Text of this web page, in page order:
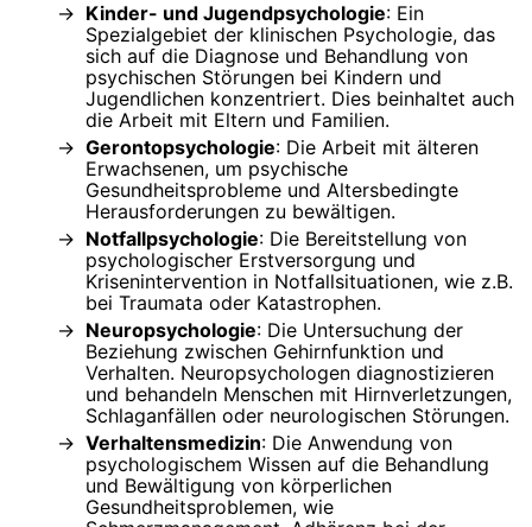
Kinder- und Jugendpsychologie: Ein
Spezialgebiet der klinischen Psychologie, das
sich auf die Diagnose und Behandlung von
psychischen Störungen bei Kindern und
Jugendlichen konzentriert. Dies beinhaltet auch
die Arbeit mit Eltern und Familien.
Gerontopsychologie: Die Arbeit mit älteren
Erwachsenen, um psychische
Gesundheitsprobleme und Altersbedingte
Herausforderungen zu bewältigen.
Notfallpsychologie: Die Bereitstellung von
psychologischer Erstversorgung und
Krisenintervention in Notfallsituationen, wie z.B.
bei Traumata oder Katastrophen.
Neuropsychologie: Die Untersuchung der
Beziehung zwischen Gehirnfunktion und
Verhalten. Neuropsychologen diagnostizieren
und behandeln Menschen mit Hirnverletzungen,
Schlaganfällen oder neurologischen Störungen.
Verhaltensmedizin: Die Anwendung von
psychologischem Wissen auf die Behandlung
und Bewältigung von körperlichen
Gesundheitsproblemen, wie